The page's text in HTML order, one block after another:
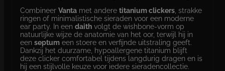
CombineerVanta met anderetitanium clickers , strakke
ringen of minimalistische sieraden voor een moderne
ear party. In eendaith volgt de wishbone-vorm op
natuurlijke wijze de anatomie van het oor, terwijl hij in
eenseptum een stoere en verfijnde uitstraling geeft.
Dankzij het duurzame, hypoallergene titanium blijft
deze clicker comfortabel tijdens langdurig dragen en is
hij een stijlvolle keuze voor iedere sieradencollectie.